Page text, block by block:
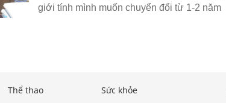
giới tính mình muốn chuyển đổi từ 1-2 năm
Thể thao Sức khỏe